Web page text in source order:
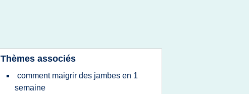
Thèmes associés
comment maigrir des jambes en 1
semaine